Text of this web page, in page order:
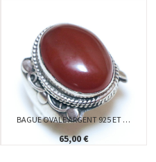
BAGUE OVALE ARGENT 925 ET …
65,00 €